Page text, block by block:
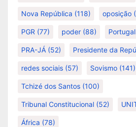
Nova República (118) oposição
PGR (77) poder (88) Portugal
PRA-JÁ (52) Presidente da
redes sociais (57) Sovismo (141)
Tchizé dos Santos (100)
Tribunal Constitucional (52)
África (78)